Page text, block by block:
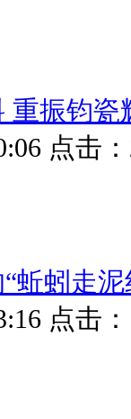
重振钧瓷
点击：
蚯蚓走泥
点击：